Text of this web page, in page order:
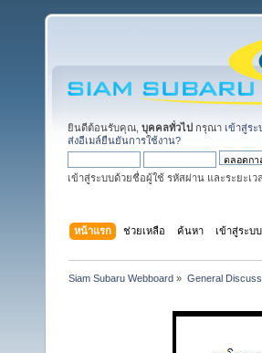
ยินดีต้อนรับคุณ, บุคคลทั่วไป กรุณา เข้าสู่ระ
ส่งอีเมล์ยืนยันการใช้งาน?
เข้าสู่ระบบด้วยชื่อผู้ใช้ รหัสผ่าน และระยะเ
หน้าแรก ช่วยเหลือ ค้นหา เข้าสู่ระบบ
Siam Subaru Webboard » General